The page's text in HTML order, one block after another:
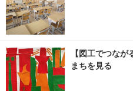
【図工でつなが
まちを見る